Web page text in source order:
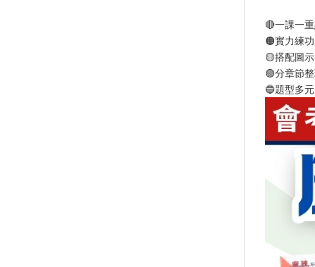
🔴一課一
🟠實力練
🟡搭配圖
🟢分章節
🔵題型多